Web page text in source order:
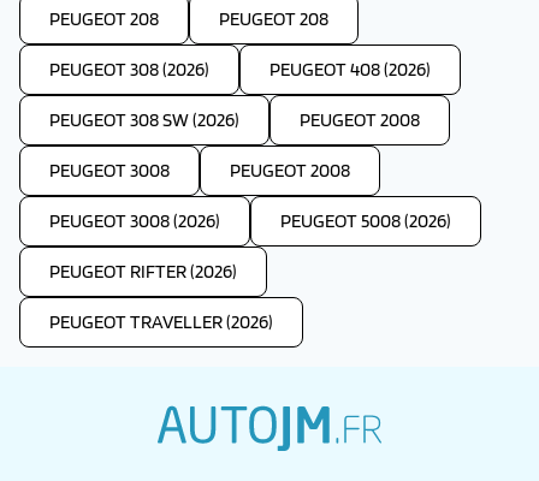
PEUGEOT 208 PEUGEOT 208
PEUGEOT 308 (2026) PEUGEOT 408 (2026)
PEUGEOT 308 SW (2026) PEUGEOT 2008
PEUGEOT 3008 PEUGEOT 2008
PEUGEOT 3008 (2026) PEUGEOT 5008 (2026)
PEUGEOT RIFTER (2026)
PEUGEOT TRAVELLER (2026)